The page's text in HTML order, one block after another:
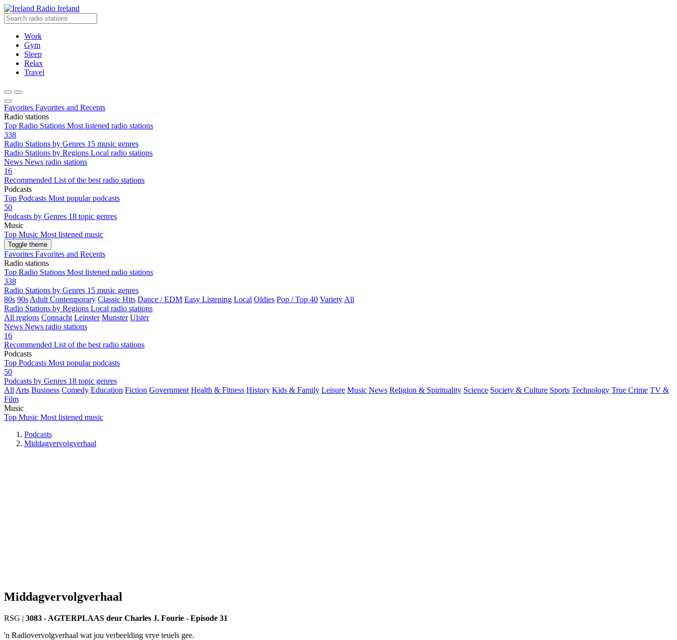
Radio Ireland
Work
Gym
Sleep
Relax
Travel
Favorites Favorites and Recents
Radio stations
Top Radio Stations Most listened radio stations
338
Radio Stations by Genres 15 music genres
Radio Stations by Regions Local radio stations
News News radio stations
16
Recommended List of the best radio stations
Podcasts
Top Podcasts Most popular podcasts
50
Podcasts by Genres 18 topic genres
Music
Top Music Most listened music
Toggle theme
Favorites Favorites and Recents
Radio stations
Top Radio Stations Most listened radio stations
338
Radio Stations by Genres 15 music genres
80s 90s Adult Contemporary Classic Hits Dance / EDM Easy Listening Local Oldies Pop / Top 40 Variety All
Radio Stations by Regions Local radio stations
All regions Connacht Leinster Munster Ulster
News News radio stations
16
Recommended List of the best radio stations
Podcasts
Top Podcasts Most popular podcasts
50
Podcasts by Genres 18 topic genres
All Arts Business Comedy Education Fiction Government Health & Fitness History Kids & Family Leisure Music News Religion & Spirituality Science Society & Culture Sports Technology True Crime TV &
Film
Music
Top Music Most listened music
Podcasts
Middagvervolgverhaal
Middagvervolgverhaal
RSG | 3083 - AGTERPLAAS deur Charles J. Fourie - Episode 31
'n Radiovervolgverhaal wat jou verbeelding vrye teuels gee.